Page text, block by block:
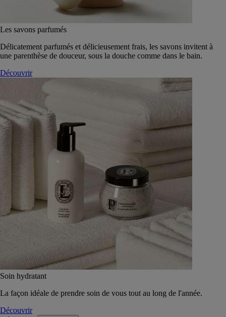
Les savons parfumés
Délicatement parfumés et délicieusement frais, les savons invitent à
une parenthèse de douceur, sous la douche comme dans le bain.
Découvrir
Soin hydratant
La façon idéale de prendre soin de vous tout au long de l'année.
Découvrir